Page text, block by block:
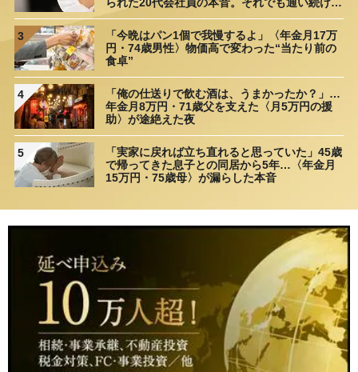
3
「今晩はパン1個で我慢するよ」〈年金月17万
円・74歳男性〉物価高で変わった“当たり前の
食卓”
4
「俺の仕送りで飲む酒は、うまかったか？」…
年金月8万円・71歳父を支えた〈月5万円の援
助〉が途絶えた夜
5
「実家に戻れば立ち直れると思っていた」45歳
で帰ってきた息子との同居から5年…〈年金月
15万円・75歳母〉が漏らした本音